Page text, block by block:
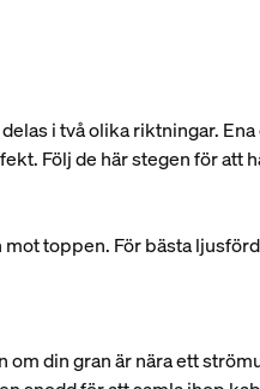
i två olika riktningar. Ena
Följ de här stegen för att
mot toppen. För bästa
om din gran är nära ett